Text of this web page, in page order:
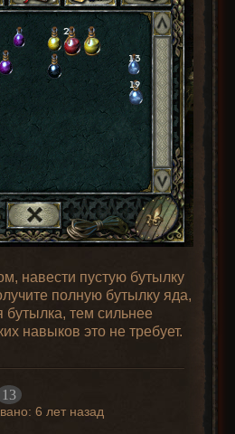
навести пустую бутылку
полную бутылку яда,
бутылка, тем сильнее
навыков это не требует.
13
6 лет назад